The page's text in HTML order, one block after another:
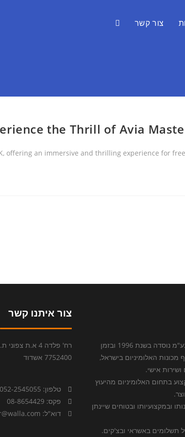
צור קשר
the Thrill of Avia
offering an immersive and thrilling experience for
חברת "שלי סחר ושירותים" בע"מ נוסדה בשנת 1996 ובזמן
האלומיניום בישראל,
אישי.
בתחום האלומיניום מהיעוץ
ובמקצועיותו ובטוחים שיינתן
תשלומים באשראי ובצ'קים.
צור איתנו קשר
7752400 אשדוד
טלפון: 052-2545055
פקס: 08-8654429
דוא"ל: sheli_sahar@walla.com